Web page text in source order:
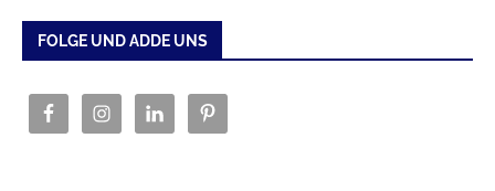
FOLGE UND ADDE UNS